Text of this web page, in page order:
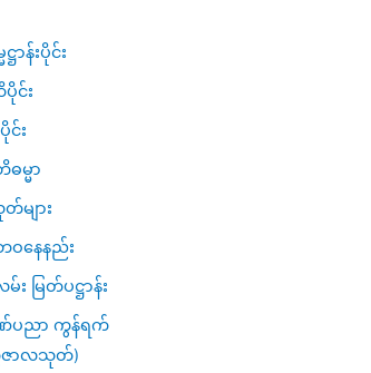
ာန်းပိုင်း
င်း
င်း
မ္မာ
ျား
ဝနေနည်း
မြတ်ပဋ္ဌာန်း
ပညာ ကွန်ရက်
မဇာလသုတ်)